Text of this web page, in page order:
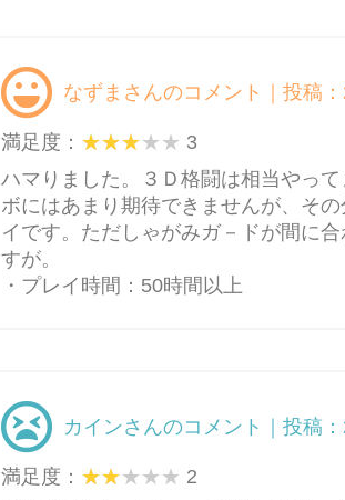
なずまさんのコメント｜投稿
満足度：
3
ハマりました。３Ｄ格闘は相当やっ
ボにはあまり期待できませんが、そ
イです。ただしゃがみガ－ドが間に
すが。
・プレイ時間：50時間以上
カインさんのコメント｜投稿
満足度：
2